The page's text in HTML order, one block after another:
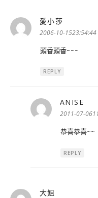
愛小莎
示:
2006-10-1523:54:44
頭香頭香~~~
REPLY
ANISE
示:
2011-07-
恭喜恭喜~~
REPLY
大姐